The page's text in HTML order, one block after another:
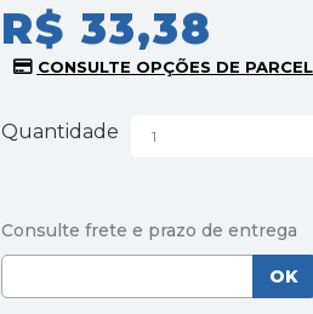
R$ 33,38
Quantidade